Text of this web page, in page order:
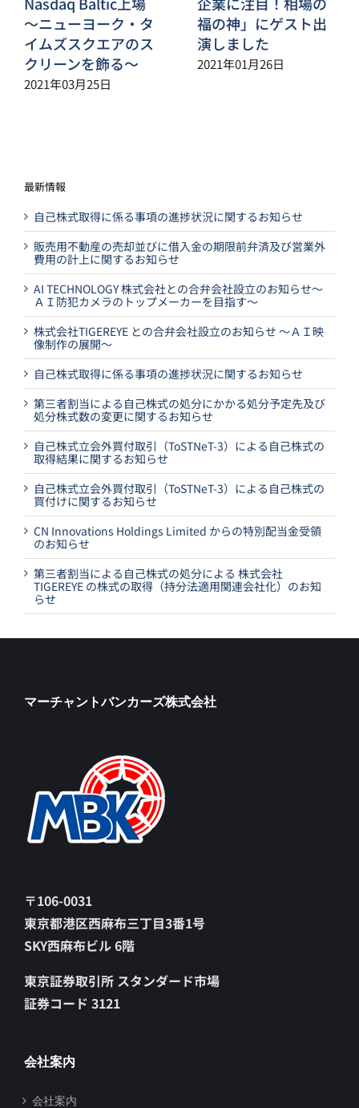
～ニューヨーク・タ
イムズスクエアのス
クリーンを飾る～
2021年03月25日
福の神」にゲスト出
演しました
2021年01月26日
最新情報
自己株式取得に係る事項の進捗状況に関するお知らせ
販売用不動産の売却並びに借入金の期限前弁済及び営業外
費用の計上に関するお知らせ
AI TECHNOLOGY 株式会社との合弁会社設立のお知らせ～
ＡＩ防犯カメラのトップメーカーを目指す～
株式会社TIGEREYE との合弁会社設立のお知らせ ～ＡＩ映
像制作の展開～
自己株式取得に係る事項の進捗状況に関するお知らせ
第三者割当による自己株式の処分にかかる処分予定先及び
処分株式数の変更に関するお知らせ
自己株式立会外買付取引（ToSTNeT-3）による自己株式の
取得結果に関するお知らせ
自己株式立会外買付取引（ToSTNeT-3）による自己株式の
買付けに関するお知らせ
CN Innovations Holdings Limited からの特別配当金受領
のお知らせ
第三者割当による自己株式の処分による 株式会社
TIGEREYE の株式の取得（持分法適用関連会社化）のお知
らせ
マーチャントバンカーズ株式会社
〒106-0031
東京都港区西麻布三丁目3番1号
SKY西麻布ビル 6階
東京証券取引所 スタンダード市場
証券コード 3121
会社案内
会社案内